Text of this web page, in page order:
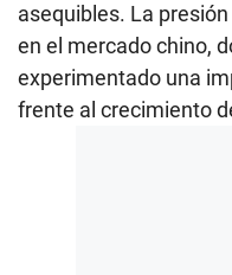
asequibles. La
en el mercado chino,
experimentado una
frente al crecimiento